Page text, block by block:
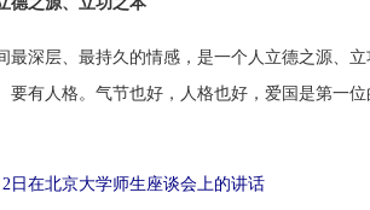
深层、最持久的情感，是一个人立德之源、立
要有人格。气节也好，人格也好，爱国是第一
在北京大学师生座谈会上的讲话